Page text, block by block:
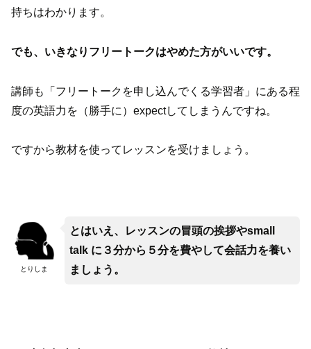
持ちはわかります。
でも、いきなりフリートークはやめた方がいいです。
講師も「フリートークを申し込んでくる学習者」にある程
度の英語力を（勝手に）expectしてしまうんですね。
ですから教材を使ってレッスンを受けましょう。
とりしま
とはいえ、レッスンの冒頭の挨拶やsmall
talk に３分から５分を費やして会話力を養い
ましょう。